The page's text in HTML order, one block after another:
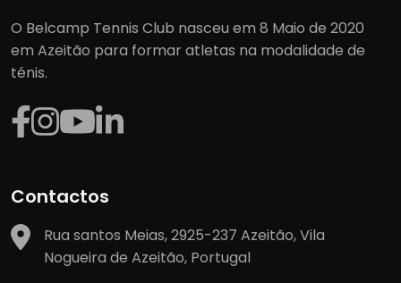
O Belcamp Tennis Club nasceu em 8 Maio de 2020
em Azeitão para formar atletas na modalidade de
ténis.
Contactos
Rua santos Meias, 2925-237 Azeitão, Vila
Nogueira de Azeitão, Portugal